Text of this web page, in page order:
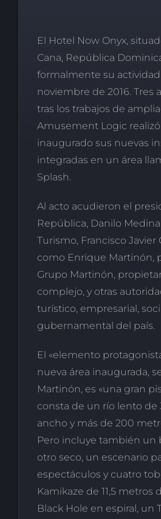
El Hotel Now Onyx,
Cana, República
formalmente su actividad
noviembre de 2016. Tres
tras los trabajos de
Amusement Logic
inaugurado sus nuevas
integradas en un área
Splash.
Al acto acudieron el
República, Danilo
Turismo, Francisco Javier
como Enrique Martinón,
Grupo Martinón,
complejo, y otras
turístico, empresarial,
gubernamental del país.
El «elemento
nueva área inaugurada,
Martinón, es «una gran
consta de un río lento de
ancho y más de 200
Pero incluye también un
otro seco, un escenario
espectáculos y cuatro
Kamikaze de 11,5 metros
Black Hole en espiral, un